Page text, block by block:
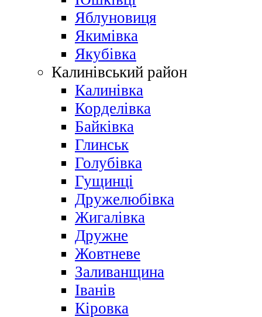
Яблуновиця
Якимівка
Якубівка
Калинівський район
Калинівка
Корделівка
Байківка
Глинськ
Голубівка
Гущинці
Дружелюбівка
Жигалівка
Дружне
Жовтневе
Заливанщина
Іванів
Кіровка